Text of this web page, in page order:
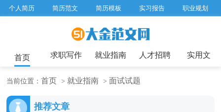
个人简历 简历范文 简历模板 实习报告 职业规划
工作总结 辞职报告
首页 求职写作 就业指南 人才招聘 实用文
当前位置：首页 >就业指南 > 面试试题
推荐文章